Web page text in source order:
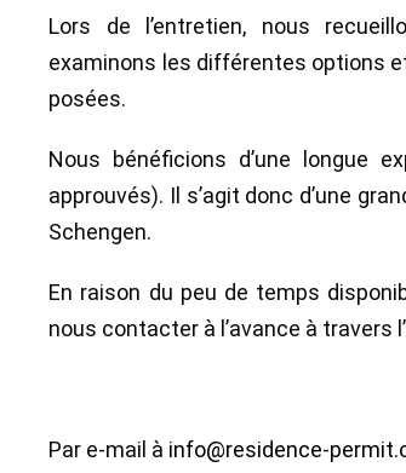
Lors de l’entretien, nous
examinons les différentes options
posées.
Nous bénéficions d’une longue
approuvés). Il s’agit donc d’une
Schengen.
En raison du peu de temps
nous contacter à l’avance à travers
Par e-mail à info@residence-